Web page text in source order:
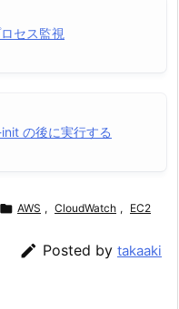
セス監視
の後に実行する
 AWS , CloudWatch , EC2
 Posted by takaaki